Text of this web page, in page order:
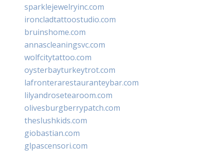
sparklejewelryinc.com
ironcladtattoostudio.com
bruinshome.com
annascleaningsvc.com
wolfcitytattoo.com
oysterbayturkeytrot.com
lafronterarestauranteybar.com
lilyandrosetearoom.com
olivesburgberrypatch.com
theslushkids.com
giobastian.com
glpascensori.com